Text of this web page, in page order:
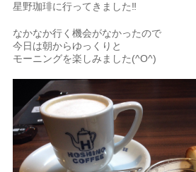
星野珈琲に行ってきました‼︎
なかなか行く機会がなかったので
今日は朝からゆっくりと
モーニングを楽しみました(^O^)